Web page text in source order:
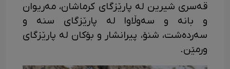
قەسری شیرین لە پارێزگای کرماشان، مەریوان
و بانە و سەوڵاوا لە پارێزگای سنە و
سەردەشت، شنۆ، پیرانشار و بۆکان لە پارێزگای
ورمێن.